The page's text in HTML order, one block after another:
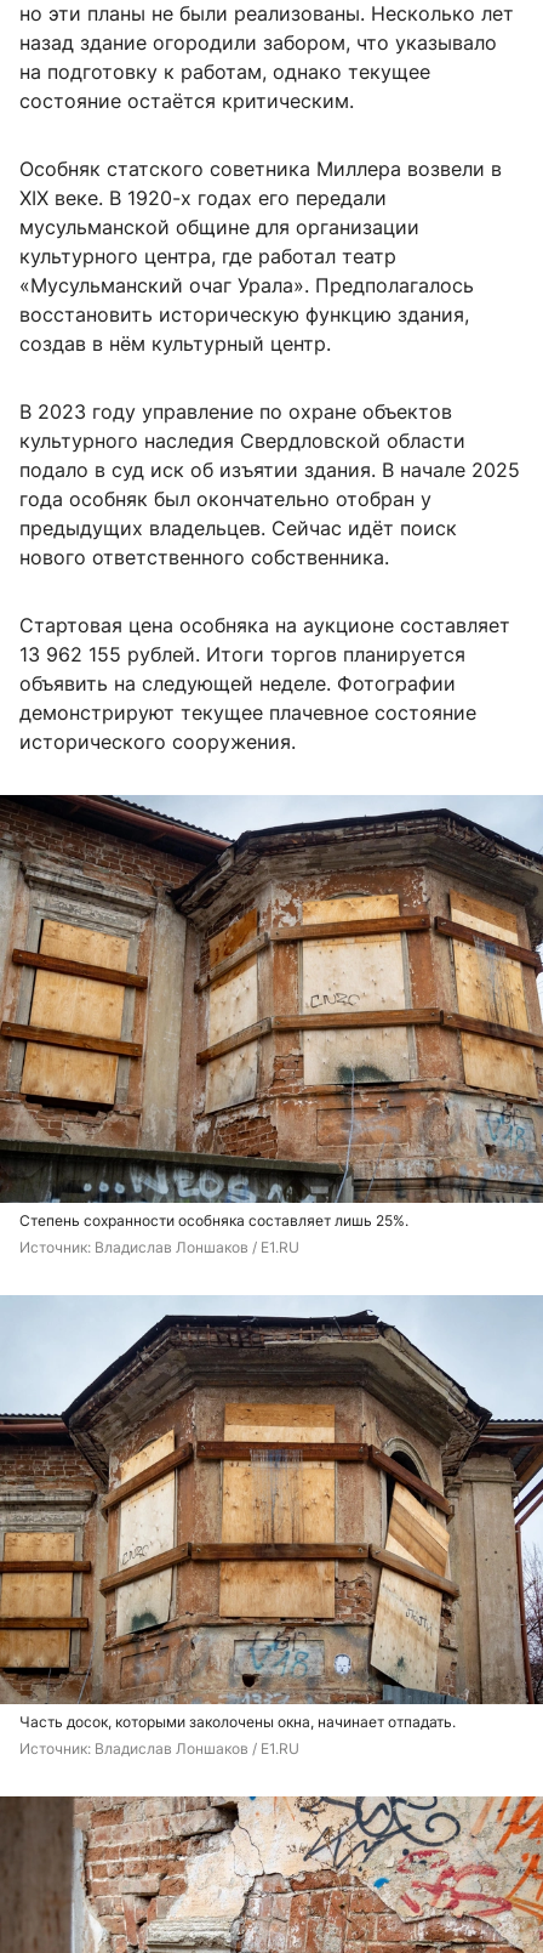
но эти планы не были реализованы. Несколько лет
назад здание огородили забором, что указывало
на подготовку к работам, однако текущее
состояние остаётся критическим.
Особняк статского советника Миллера возвели в
XIX веке. В 1920-х годах его передали
мусульманской общине для организации
культурного центра, где работал театр
«Мусульманский очаг Урала». Предполагалось
восстановить историческую функцию здания,
создав в нём культурный центр.
В 2023 году управление по охране объектов
культурного наследия Свердловской области
подало в суд иск об изъятии здания. В начале 2025
года особняк был окончательно отобран у
предыдущих владельцев. Сейчас идёт поиск
нового ответственного собственника.
Стартовая цена особняка на аукционе составляет
13 962 155 рублей. Итоги торгов планируется
объявить на следующей неделе. Фотографии
демонстрируют текущее плачевное состояние
исторического сооружения.
Степень сохранности особняка составляет лишь 25%.
Источник: Владислав Лоншаков / E1.RU
Часть досок, которыми заколочены окна, начинает отпадать.
Источник: Владислав Лоншаков / E1.RU